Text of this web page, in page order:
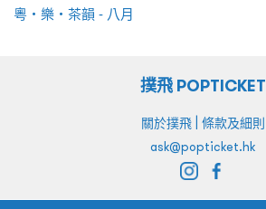
粵・樂・茶韻 - 八月
撲飛 POPTICKET
關於撲飛| 條款及細則
ask@popticket.hk